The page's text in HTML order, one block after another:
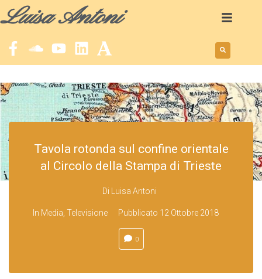
Luisa Antoni
Tavola rotonda sul confine orientale
al Circolo della Stampa di Trieste
Di Luisa Antoni
In Media Televisione Pubblicato 12 Ottobre 2018
0